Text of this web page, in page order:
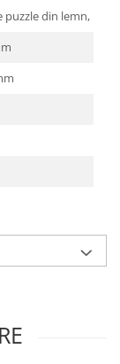
puzzle din lemn,